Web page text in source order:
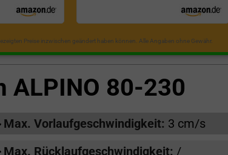
Preise inzwischen geändert haben können. Alle Angaben ohne Gewähr.
ALPINO 80-230
Max. Vorlaufgeschwindigkeit: 3 cm/s
Max. Rücklaufgeschwindigkeit: /